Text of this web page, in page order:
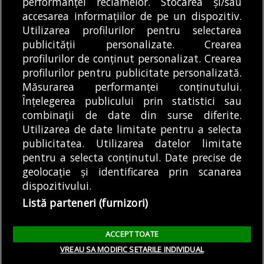
valorează tichetul social
MODIFICĂ SETĂRILE COOKIES
© Copyright 2025 - Buletin de București.
Găzduit dePresslabs.com. Powered by TRS Design.
Despre
Noi
Media
Kit
Politică De
Confidențialitate
Cookie
Policy (EU)
Cookie
Policy
Tweet
Facebook
Share this selection
Tweet
accesarea informațiilor de pe un dispozitiv.
Utilizarea profilurilor pentru selectarea
publicității personalizate. Crearea
profilurilor de conținut personalizat. Crearea
profilurilor pentru publicitate personalizată.
Măsurarea performanței conținutului.
Înțelegerea publicului prin statistici sau
combinații de date din surse diferite.
Utilizarea de date limitate pentru a selecta
publicitatea. Utilizarea datelor limitate
pentru a selecta conținutul. Date precise de
geolocație și identificarea prin scanarea
dispozitivului.
Listă parteneri (furnizori)
ACCEPT TOATE
VREAU SA MODIFIC SETARILE INDIVIDUAL